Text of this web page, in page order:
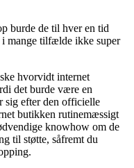
burde de til hver en tid
i mange tilfælde ikke super
hvorvidt internet
det burde være en
sig efter den officielle
butikken rutinemæssigt
knowhow om de
til støtte, såfremt du